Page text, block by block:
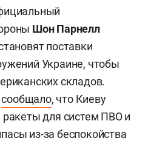
Шон Парнелл
поставки
Украине, чтобы
складов.
сообщало, что Киеву
ракеты для систем ПВО и
из-за беспокойства